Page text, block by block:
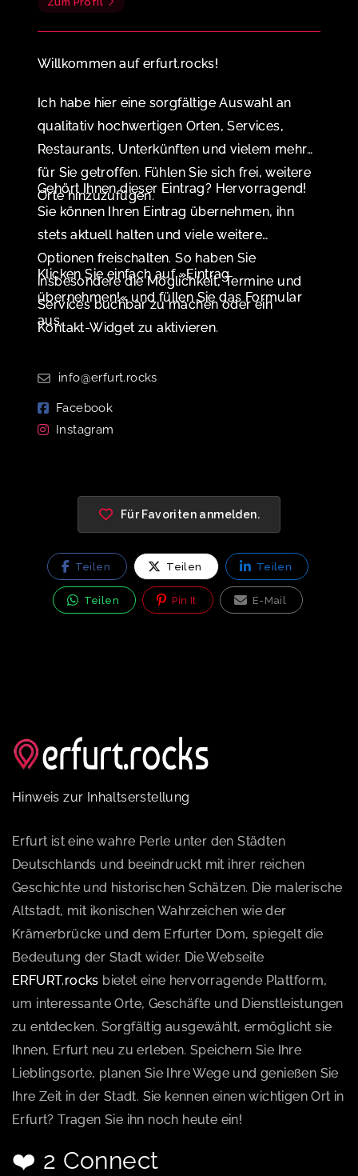
Willkommen auf erfurt.rocks!
Ich habe hier eine sorgfältige Auswahl an
qualitativ hochwertigen Orten, Services,
Restaurants, Unterkünften und vielem mehr
für Sie getroffen. Fühlen Sie sich frei, weitere
Orte hinzuzufügen.
Gehört Ihnen dieser Eintrag? Hervorragend!
Sie können Ihren Eintrag übernehmen, ihn
stets aktuell halten und viele weitere
Optionen freischalten. So haben Sie
insbesondere die Möglichkeit, Termine und
Services buchbar zu machen oder ein
Kontakt-Widget zu aktivieren.
Klicken Sie einfach auf »Eintrag
übernehmen!« und füllen Sie das Formular
aus.
info@erfurt.rocks
Facebook
Instagram
Für Favoriten anmelden.
Teilen Teilen Teilen
Teilen Pin It E-Mail
Hinweis zur Inhaltserstellung
Erfurt ist eine wahre Perle unter den Städten
Deutschlands und beeindruckt mit ihrer reichen
Geschichte und historischen Schätzen. Die malerische
Altstadt, mit ikonischen Wahrzeichen wie der
Krämerbrücke und dem Erfurter Dom, spiegelt die
Bedeutung der Stadt wider. Die Webseite
ERFURT.rocks bietet eine hervorragende Plattform,
um interessante Orte, Geschäfte und Dienstleistungen
zu entdecken. Sorgfältig ausgewählt, ermöglicht sie
Ihnen, Erfurt neu zu erleben. Speichern Sie Ihre
Lieblingsorte, planen Sie Ihre Wege und genießen Sie
Ihre Zeit in der Stadt. Sie kennen einen wichtigen Ort in
Erfurt? Tragen Sie ihn noch heute ein!
❤️ 2 Connect